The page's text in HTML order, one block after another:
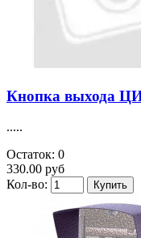
Кнопка выхода
.....
Остаток: 0
330.00 руб
Кол-во: